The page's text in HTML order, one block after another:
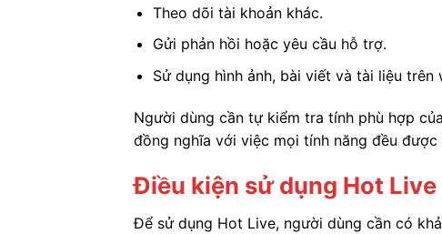
Theo dõi tài khoản khác.
Gửi phản hồi hoặc yêu cầu hỗ trợ.
Sử dụng hình ảnh, bài viết và tài liệu trên
Người dùng cần tự kiểm tra tính phù hợp
đồng nghĩa với việc mọi tính năng đều
Điều kiện sử dụng Hot Live
Để sử dụng Hot Live, người dùng cần có